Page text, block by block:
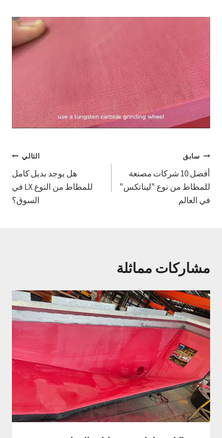
تصفّح
المقالات
سابق
أفضل 10 شركات مصنعة
للمطاط من نوع "ليناتكس"
في العالم
التالي
هل يوجد بديل كامل
للمطاط من النوع LX في
السوق؟
مشاركات مماثلة